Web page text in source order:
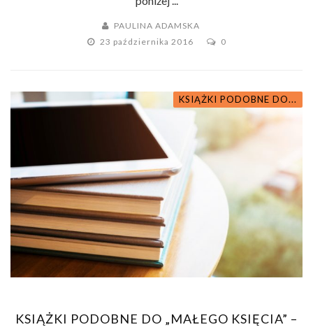
PAULINA ADAMSKA
23 października 2016
0
KSIĄŻKI PODOBNE DO...
KSIĄŻKI PODOBNE DO „MAŁEGO KSIĘCIA” –